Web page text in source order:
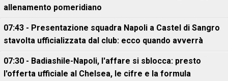
allenamento pomeridiano
07:43 - Presentazione squadra Napoli a Castel di Sangro
stavolta ufficializzata dal club: ecco quando avverrà
07:30 - Badiashile-Napoli, l'affare si sblocca: presto
l'offerta ufficiale al Chelsea, le cifre e la formula